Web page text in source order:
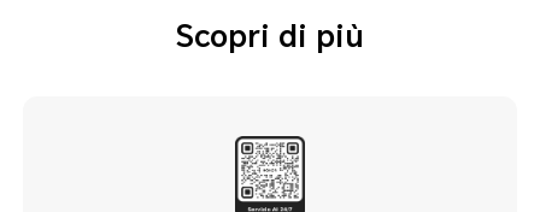
Scopri di più